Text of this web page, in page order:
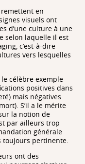
en
visuels ont
d’une culture à une
selon laquelle il est
c’est-à-dire
vers lesquelles
célèbre exemple
positives dans
mais négatives
S’il a le mérite
la notion de
par ailleurs trop
générale
toujours pertinente.
ont des